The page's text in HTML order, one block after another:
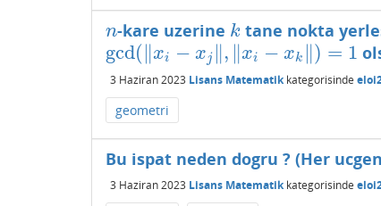
n
n-kare uzerine k
k tane nokta
gcd(∥xi − xj ∥, ∥xi − xk ∥) = 1
gcd(‖ i−x ‖,‖ xi− k =1
3 Haziran 2023 Lisans Matematikkategorisinde
geometri
Bu ispat neden dogru ? (Her
3 Haziran 2023 Lisans Matematikkategorisinde